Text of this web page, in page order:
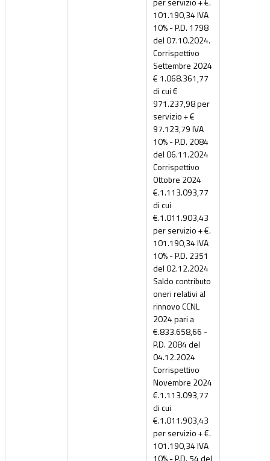
101.190,34 IVA
10% - P.D. 1798
del 07.10.2024.
Corrispettivo
Settembre 2024
€ 1.068.361,77
di cui €
971.237,98 per
servizio + €
97.123,79 IVA
10% - P.D. 2084
del 06.11.2024
Corrispettivo
Ottobre 2024
€.1.113.093,77
di cui
€.1.011.903,43
per servizio + €.
101.190,34 IVA
10% - P.D. 2351
del 02.12.2024
Saldo contributo
oneri relativi al
rinnovo CCNL
2024 pari a
€.833.658,66 -
P.D. 2084 del
04.12.2024
Corrispettivo
Novembre 2024
€.1.113.093,77
di cui
€.1.011.903,43
per servizio + €.
101.190,34 IVA